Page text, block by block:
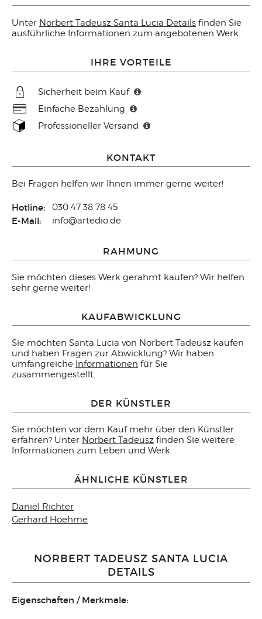
Unter Norbert Tadeusz Santa Lucia Details finden Sie
ausführliche Informationen zum angebotenen Werk.
IHRE VORTEILE
Sicherheit beim Kauf
Einfache Bezahlung
Professioneller Versand
KONTAKT
Bei Fragen helfen wir Ihnen immer gerne weiter!
Hotline: 030 47 38 78 45
E-Mail: info@artedio.de
RAHMUNG
Sie möchten dieses Werk gerahmt kaufen? Wir helfen
sehr gerne weiter!
KAUFABWICKLUNG
Sie möchten Santa Lucia von Norbert Tadeusz kaufen
und haben Fragen zur Abwicklung? Wir haben
umfangreiche Informationen für Sie
zusammengestellt.
DER KÜNSTLER
Sie möchten vor dem Kauf mehr über den Künstler
erfahren? Unter Norbert Tadeusz finden Sie weitere
Informationen zum Leben und Werk.
ÄHNLICHE KÜNSTLER
Daniel Richter
Gerhard Hoehme
NORBERT TADEUSZ SANTA LUCIA
DETAILS
Eigenschaften / Merkmale: